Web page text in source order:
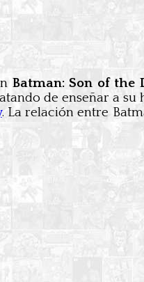
Batman: Son of the
de enseñar a
. La relación entre